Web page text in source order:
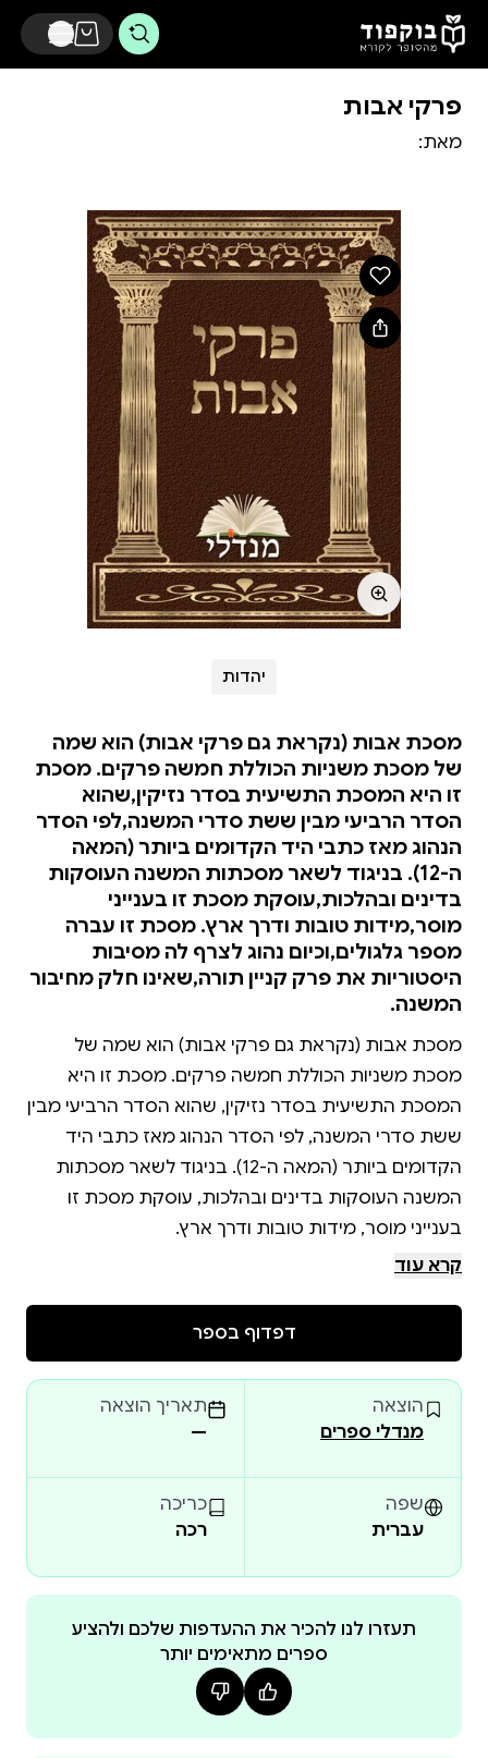
דלג לתוכן הראשי
פרקי אבות
מאת:
יהדות
מסכת אבות (נקראת גם פרקי אבות) הוא שמה
של מסכת משניות הכוללת חמשה פרקים. מסכת
זו היא המסכת התשיעית בסדר נזיקין,שהוא
הסדר הרביעי מבין ששת סדרי המשנה,לפי הסדר
הנהוג מאז כתבי היד הקדומים ביותר (המאה
ה-12). בניגוד לשאר מסכתות המשנה העוסקות
בדינים ובהלכות,עוסקת מסכת זו בענייני
מוסר,מידות טובות ודרך ארץ. מסכת זו עברה
מספר גלגולים,וכיום נהוג לצרף לה מסיבות
היסטוריות את פרק קניין תורה,שאינו חלק מחיבור
המשנה.
מסכת אבות (נקראת גם פרקי אבות) הוא שמה של
מסכת משניות הכוללת חמשה פרקים. מסכת זו היא
המסכת התשיעית בסדר נזיקין, שהוא הסדר הרביעי מבין
ששת סדרי המשנה, לפי הסדר הנהוג מאז כתבי היד
הקדומים ביותר (המאה ה-12). בניגוד לשאר מסכתות
המשנה העוסקות בדינים ובהלכות, עוסקת מסכת זו
מסכת זו עברה מספר גלגולים, וכיום נהוג לצרף לה
קרא עוד
דפדוף בספר
הוצאה
מנדלי ספרים
תאריך הוצאה
—
שפה
עברית
כריכה
רכה
תעזרו לנו להכיר את ההעדפות שלכם ולהציע
ספרים מתאימים יותר